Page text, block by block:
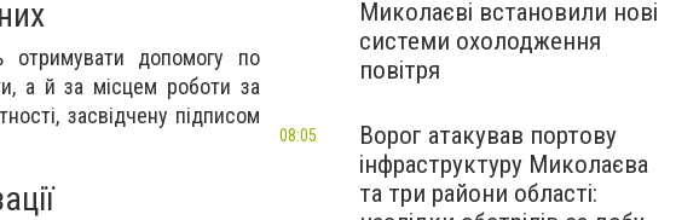
отримувати допомогу по
а й за місцем роботи за
засвідчену підписом
Миколаєві встановили нові
системи охолодження
повітря
Ворог атакував портову
інфраструктуру Миколаєва
та три райони області:
08:05